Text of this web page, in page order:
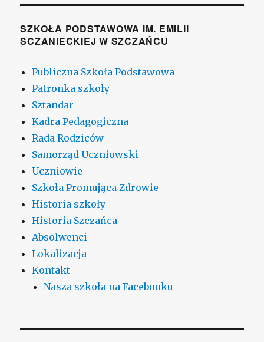
SZKOŁA PODSTAWOWA IM. EMILII
SCZANIECKIEJ W SZCZAŃCU
Publiczna Szkoła Podstawowa
Patronka szkoły
Sztandar
Kadra Pedagogiczna
Rada Rodziców
Samorząd Uczniowski
Uczniowie
Szkoła Promująca Zdrowie
Historia szkoły
Historia Szczańca
Absolwenci
Lokalizacja
Kontakt
Nasza szkoła na Facebooku